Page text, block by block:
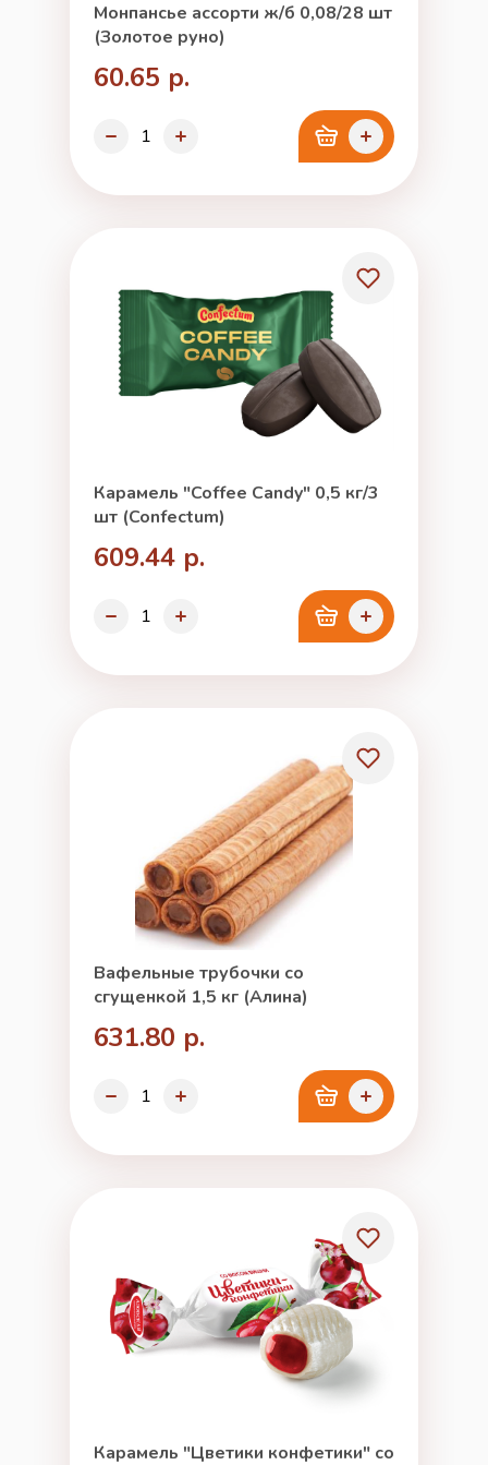
Монпансье ассорти ж/б 0,08/28 шт
(Золотое руно)
60.65 р.
Карамель "Coffee Candy" 0,5 кг/3
шт (Confectum)
609.44 р.
Вафельные трубочки со
сгущенкой 1,5 кг (Алина)
631.80 р.
Карамель "Цветики конфетики" со